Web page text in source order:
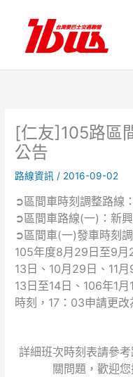
內
[仁友]105路區
公告
路線資訊 / 2016-09-02
➲區間車時刻調整路線：
➲區間車路線(一)：新
➲區間車(一)發車時刻調
105年度8月29日至9月
13日、10月29日、11
13日至14日、106年1
時刻，17：03申請更改
詳細班次時刻表請參
關問題，歡迎